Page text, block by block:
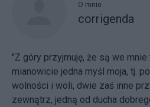
O mnie
corrigenda
"Z góry przyjmuję, że są we
mianowicie jedna myśl moja, tj.
wolności i woli, dwie zaś inne
zewnątrz, jedną od ducha